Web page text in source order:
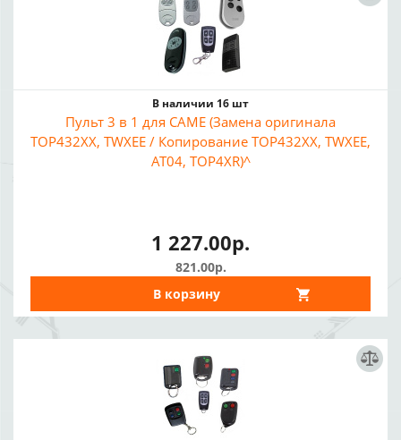
В наличии 16 шт
Пульт 3 в 1 для CAME (Замена оригинала
TOP432XX, TWXEE / Копирование TOP432XX, TWXEE,
AT04, TOP4XR)^
1 227.00р.
821.00р.
В корзину